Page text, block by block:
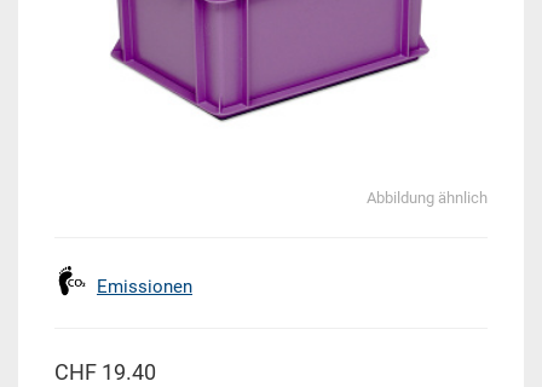
Abbildung ähnlich
Emissionen
CHF 19.40